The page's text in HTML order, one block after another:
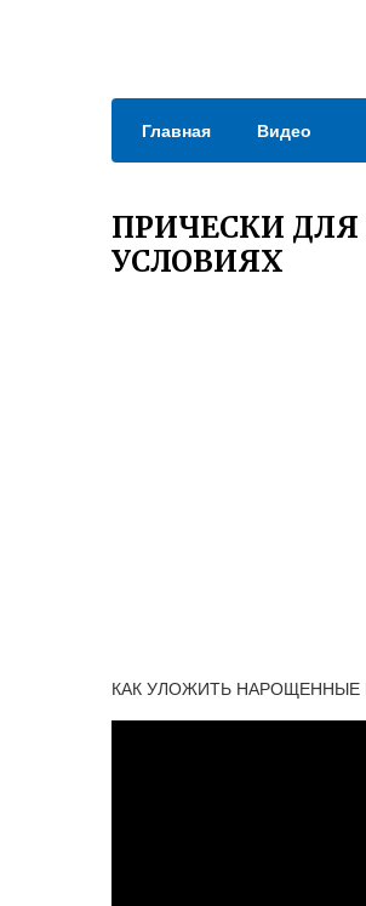
Главная Видео
ПРИЧЕСКИ
УСЛОВИЯХ
КАК УЛОЖИТЬ НАРОЩЕННЫЕ